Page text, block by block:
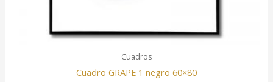
Cuadros
Cuadro GRAPE 1 negro 60×80